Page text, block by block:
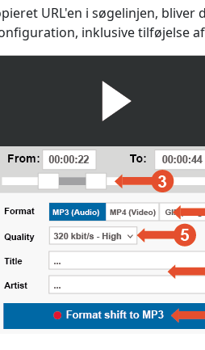
URL'en i søgelinjen, bliver
inklusive tilføjelse